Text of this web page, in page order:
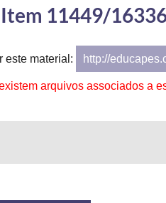
Item 11449/
este material: http://
arquivos associados a